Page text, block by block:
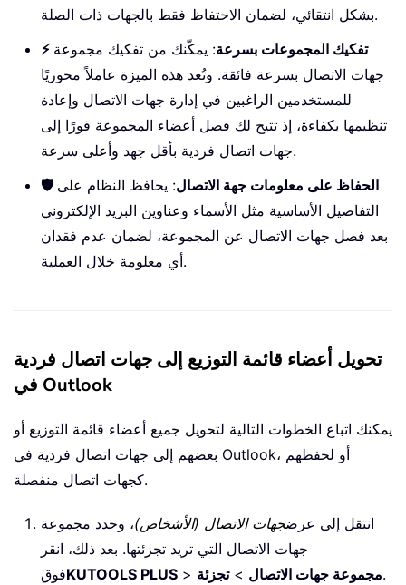
بشكل انتقائي، لضمان الاحتفاظ فقط بالجهات ذات الصلة.
⚡ تفكيك المجموعات بسرعة: يمكّنك من تفكيك مجموعة
جهات الاتصال بسرعة فائقة. وتُعد هذه الميزة عاملاً محوريًا
للمستخدمين الراغبين في إدارة جهات الاتصال وإعادة
تنظيمها بكفاءة، إذ تتيح لك فصل أعضاء المجموعة فورًا إلى
جهات اتصال فردية بأقل جهد وأعلى سرعة.
🛡️ الحفاظ على معلومات جهة الاتصال: يحافظ النظام على
التفاصيل الأساسية مثل الأسماء وعناوين البريد الإلكتروني
بعد فصل جهات الاتصال عن المجموعة، لضمان عدم فقدان
أي معلومة خلال العملية.
تحويل أعضاء قائمة التوزيع إلى جهات اتصال فردية
في Outlook
يمكنك اتباع الخطوات التالية لتحويل جميع أعضاء قائمة التوزيع أو
بعضهم إلى جهات اتصال فردية في Outlook، أو لحفظهم
كجهات اتصال منفصلة.
انتقل إلى عرضجهات الاتصال (الأشخاص)، وحدد مجموعة
جهات الاتصال التي تريد تجزئتها. بعد ذلك، انقر
فوقKUTOOLS PLUS > مجموعة جهات الاتصال >تجزئة .